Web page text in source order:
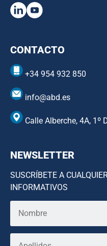
CONTACTO
+34 954 932 850
info@abd.es
Calle Alberche, 4A, 1º
NEWSLETTER
SUSCRÍBETE A
INFORMATIVOS